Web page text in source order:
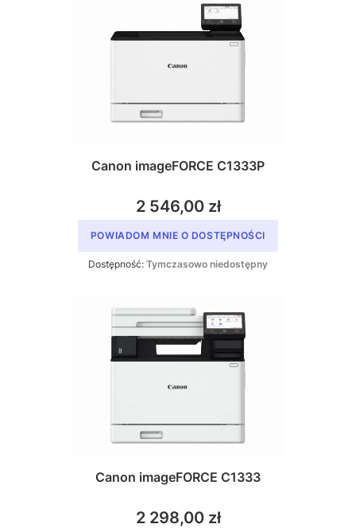
Canon imageFORCE C1333P
2 546,00 zł
POWIADOM MNIE O DOSTĘPNOŚCI
Dostępność: Tymczasowo niedostępny
Canon imageFORCE C1333
2 298,00 zł